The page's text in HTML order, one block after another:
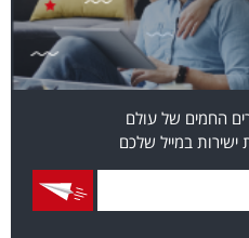
החמים של עולם
במייל שלכם